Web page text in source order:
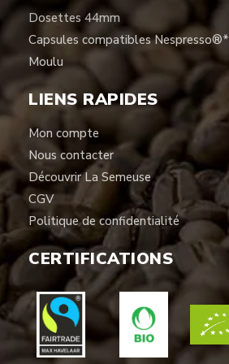
Dosettes 44mm
Capsules compatibles Nespresso®*
Moulu
LIENS RAPIDES
Mon compte
Nous contacter
Découvrir La Semeuse
CGV
Politique de confidentialité
CERTIFICATIONS